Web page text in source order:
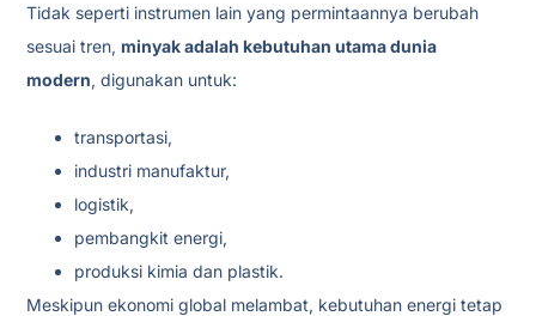
Tidak seperti instrumen lain yang permintaannya berubah
sesuai tren,minyak adalah kebutuhan utama dunia
modern, digunakan untuk:
transportasi,
industri manufaktur,
logistik,
pembangkit energi,
produksi kimia dan plastik.
Meskipun ekonomi global melambat, kebutuhan energi tetap